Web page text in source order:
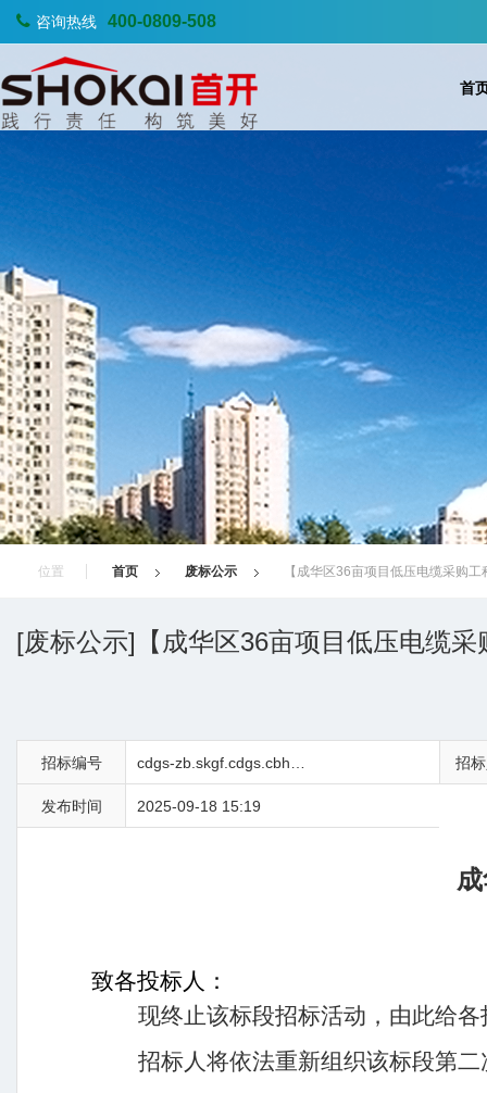
咨询热线 400-0809-508
首
位置 首页 废标公示 【成华区36亩项目低压电缆采购
[废标公示]【成华区36亩项目低压电缆
招标编号 招
发布时间 2025-09-18 15:19
致各投标人：
现终止该标段招标活动，由此给
招标人将依法重新组织该标段第二